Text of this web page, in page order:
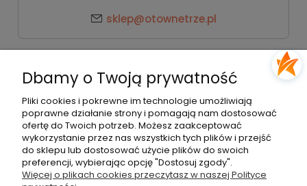
sklep@otownetrze.pl
Pomoc
Moje konto
Dbamy o Twoją prywatność
Pliki cookies i pokrewne im technologie umożliwiają
poprawne działanie strony i pomagają nam dostosować
ofertę do Twoich potrzeb. Możesz zaakceptować
wykorzystanie przez nas wszystkich tych plików i przejść
do sklepu lub dostosować użycie plików do swoich
preferencji, wybierając opcję "Dostosuj zgody".
Więcej o plikach cookies przeczytasz w naszej Polityce